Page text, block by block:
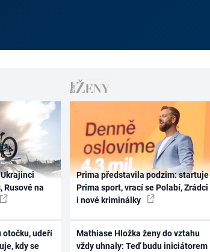
Rusové na
otočku, udeří
kdy se
Prima představila podzim: startuje
Prima sport, vrací se Polabí, Zrádci
i nové kriminálky
Mathiase Hložka ženy do vztahu
vždy uhnaly: Teď budu iniciátorem